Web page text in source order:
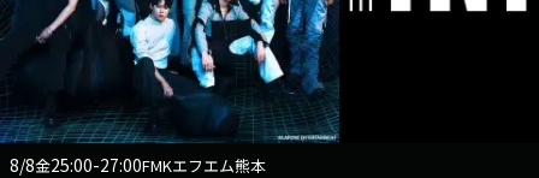
8/8金25:00-27:00FMKエフエム熊本